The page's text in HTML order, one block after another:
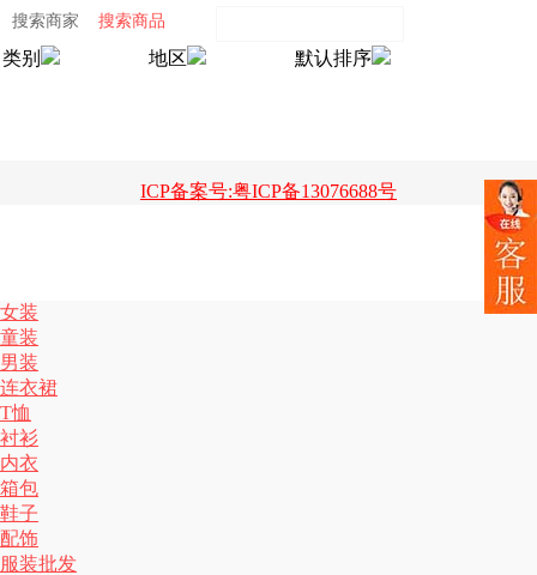
搜索商家 搜索商品
类别 地区 默认排序
ICP备案号:粤ICP备13076688号
女装
童装
男装
连衣裙
T恤
衬衫
内衣
箱包
鞋子
配饰
服装批发